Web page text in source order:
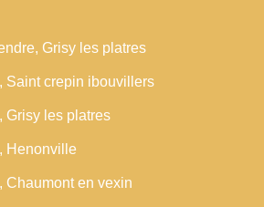
Grisy les platres
Saint crepin ibouvillers
Grisy les platres
Henonville
Chaumont en vexin